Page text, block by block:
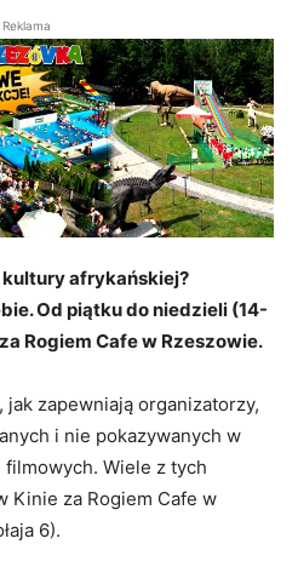
Reklama
kultury afrykańskiej?
Od piątku do niedzieli (14-
Rogiem Cafe w Rzeszowie.
zapewniają organizatorzy,
i nie pokazywanych w
Wiele z tych
Kinie za Rogiem Cafe w
6).